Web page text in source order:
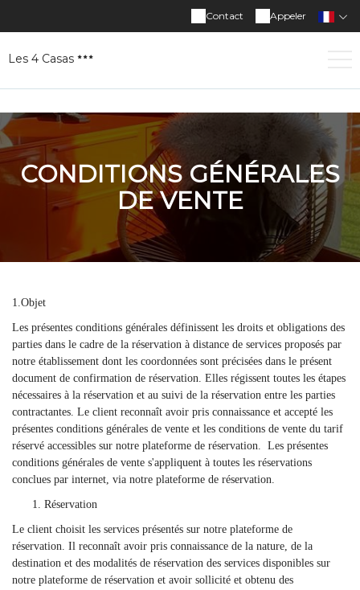
Appeler
Contact
Les 4 Casas
CONDITIONS GÉNÉRALES
DE VENTE
1.Objet
Les présentes conditions générales définissent les droits et obligations des
parties dans le cadre de la réservation à distance de services proposés par
notre établissement dont les coordonnées sont précisées dans le présent
document de confirmation de réservation. Elles régissent toutes les étapes
nécessaires à la réservation et au suivi de la réservation entre les parties
contractantes. Le client reconnaît avoir pris connaissance et accepté les
présentes conditions générales de vente et les conditions de vente du tarif
réservé accessibles sur notre plateforme de réservation. Les présentes
conditions générales de vente s'appliquent à toutes les réservations
conclues par internet, via notre plateforme de réservation.
Réservation
Le client choisit les services présentés sur notre plateforme de
réservation. Il reconnaît avoir pris connaissance de la nature, de la
destination et des modalités de réservation des services disponibles sur
notre plateforme de réservation et avoir sollicité et obtenu des